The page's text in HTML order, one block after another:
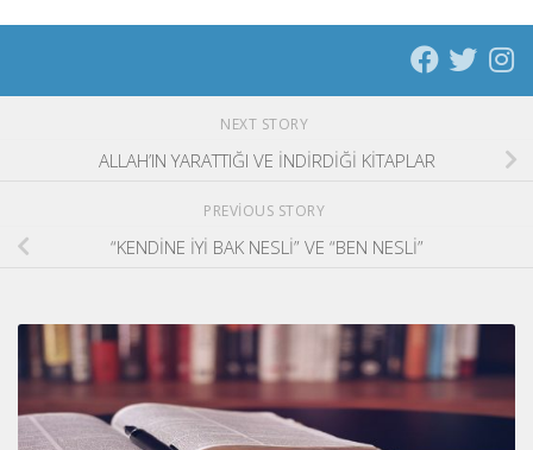
NEXT STORY
ALLAH’IN YARATTIĞI VE İNDİRDİĞİ KİTAPLAR
PREVIOUS STORY
“KENDİNE İYİ BAK NESLİ” VE “BEN NESLİ”